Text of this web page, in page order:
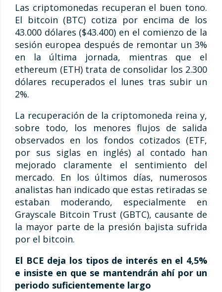
Las criptomonedas recuperan el buen tono.
El bitcoin (BTC) cotiza por encima de los
43.000 dólares ($43.400) en el comienzo de la
sesión europea después de remontar un 3%
en la última jornada, mientras que el
ethereum (ETH) trata de consolidar los 2.300
dólares recuperados el lunes tras subir un
2%.
La recuperación de la criptomoneda reina y,
sobre todo, los menores flujos de salida
observados en los fondos cotizados (ETF,
por sus siglas en inglés) al contado han
mejorado claramente el sentimiento del
mercado. En los últimos días, numerosos
analistas han indicado que estas retiradas se
estaban moderando, especialmente en
Grayscale Bitcoin Trust (GBTC), causante de
la mayor parte de la presión bajista sufrida
por el bitcoin.
El BCE deja los tipos de interés en el 4,5%
e insiste en que se mantendrán ahí por un
periodo suficientemente largo